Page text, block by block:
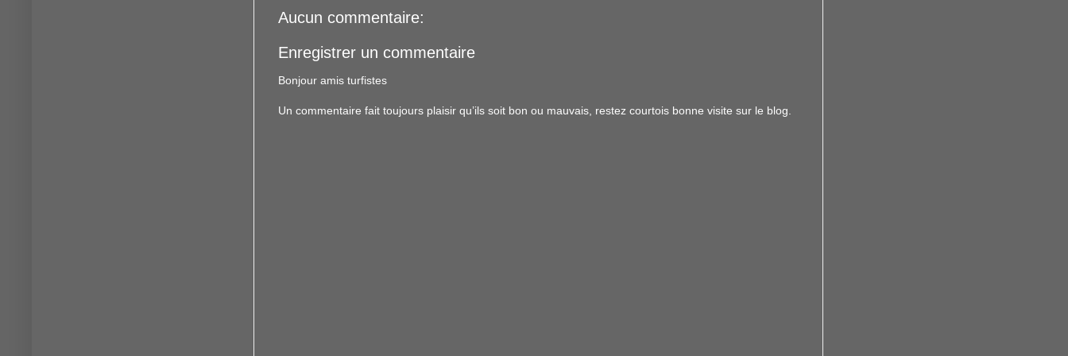
Aucun commentaire:
Enregistrer un commentaire
Bonjour amis turfistes
Un commentaire fait toujours plaisir qu’ils soit bon ou mauvais, restez courtois bonne visite sur le blog.